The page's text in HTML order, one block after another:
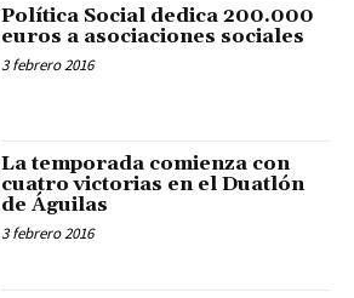
Política Social dedica 200.000
euros a asociaciones sociales
3 febrero 2016
La temporada comienza con
cuatro victorias en el Duatlón
de Águilas
3 febrero 2016